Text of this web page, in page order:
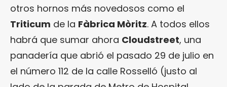
otros hornos más novedosos como el
Triticum de la Fàbrica Mòritz. A todos ellos
habrá que sumar ahora Cloudstreet, una
panadería que abrió el pasado 29 de julio en
el número 112 de la calle Rosselló (justo al